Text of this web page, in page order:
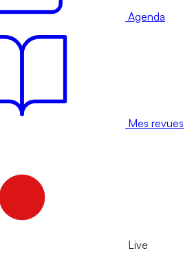
Agenda
Mes revues
Live